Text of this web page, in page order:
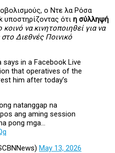
ο Nτε λα Ρόσα
ότι η σύλληψή
να κινητοποιηθεί για να
Διεθνές Ποινικό
says in a Facebook Live
that operatives of the
him after today’s
natanggap na
ang aming session
pong mga…
May 13, 2026